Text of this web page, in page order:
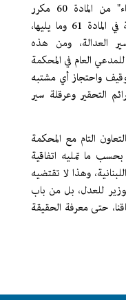
أضاف : كما أنه وبحسب الفقرة "حاء" من المادة 60 مكرر
المذكورة، فإنّ القواعد والإجراءات المبينة في المادة 61 وما يليها،
العدالة، ومن هذه
62، التي تجيز للمدعي العام في المحكمة
واحتجاز أي مشتبه
التحقير وعرقلة سير
التام مع المحكمة
بحسب ما تمليه اتفاقية
وهذا لا تقتضيه
للعدل، بل من باب
حتى معرفة الحقيقة